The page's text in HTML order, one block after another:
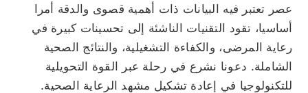
عصر تعتبر فيه البيانات ذات أهمية قصوى والدقة أمرا
أساسيا، تقود التقنيات الناشئة إلى تحسينات كبيرة في
رعاية المرضى، والكفاءة التشغيلية، والنتائج الصحية
الشاملة. دعونا نشرع في رحلة عبر القوة التحويلية
للتكنولوجيا في إعادة تشكيل مشهد الرعاية الصحية.